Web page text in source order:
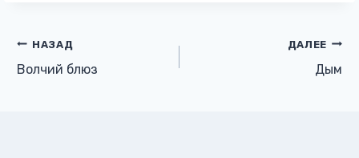
Навигация
по
НАЗАД
Волчий блюз
ДАЛЕЕ
Дым